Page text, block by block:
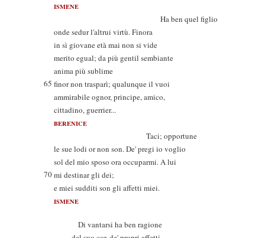
ISMENE
Ha ben quel figlio
onde sedur l'altrui virtù. Finora
in sì giovane età mai non si vide
merito egual; da più gentil sembiante
anima più sublime
65 finor non trasparì; qualunque il vuoi
ammirabile ognor, principe, amico,
cittadino, guerrier...
BERENICE
Taci; opportune
le sue lodi or non son. De' pregi io voglio
sol del mio sposo ora occuparmi. A lui
70mi destinar gli dei;
e miei sudditi son gli affetti miei.
ISMENE
Di vantarsi ha ben ragione